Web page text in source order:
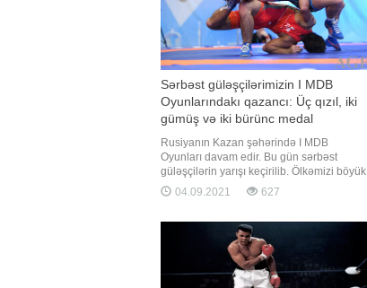
Sərbəst güləşçilərimizin I MDB
Oyunlarındakı qazancı: Üç qızıl, iki
gümüş və iki bürünc medal
Rusiyanın Kazan şəhərində I MDB
Oyunları davam edir. Bu gün sərbəst
güləşçilərin yarışı keçirilib. Ölkəmizi böyük
məşqçi Zəlimxan Hüseynov və məşqçi Arif
Abdullayevin rəhbərliyi altında Əliabbas
Sabir Cəfərov (65 kq), Namus Orucov (70
kq), Cəbrayıl Hacıyev (7
04.09.2021 627